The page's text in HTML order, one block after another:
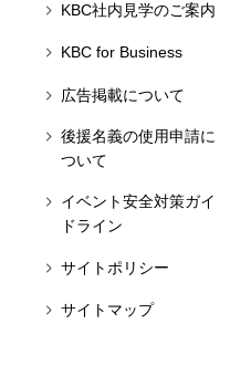
KBC社内見学のご案内
KBC for Business
広告掲載について
後援名義の使用申請に
ついて
イベント安全対策ガイ
ドライン
サイトポリシー
サイトマップ